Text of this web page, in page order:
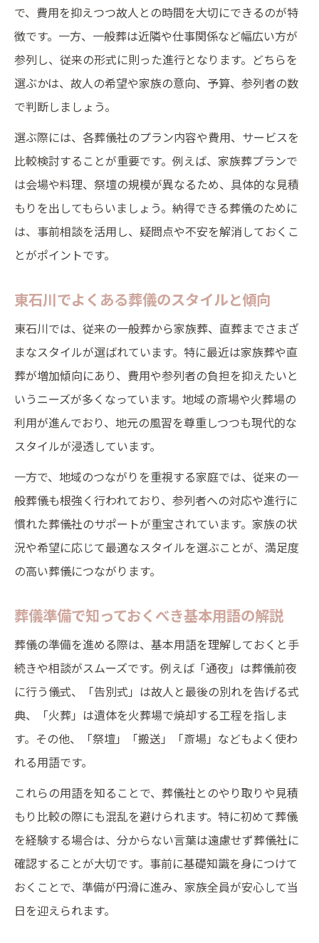
参列人数や会場規模で変わる費用ポイント
後悔しないための事前相談のすすめ
で、費用を抑えつつ故人との時間を大切にできるのが特
徴です。一方、一般葬は近隣や仕事関係など幅広い方が
参列し、従来の形式に則った進行となります。どちらを
選ぶかは、故人の希望や家族の意向、予算、参列者の数
で判断しましょう。
選ぶ際には、各葬儀社のプラン内容や費用、サービスを
比較検討することが重要です。例えば、家族葬プランで
は会場や料理、祭壇の規模が異なるため、具体的な見積
もりを出してもらいましょう。納得できる葬儀のために
は、事前相談を活用し、疑問点や不安を解消しておくこ
とがポイントです。
東石川でよくある葬儀のスタイルと傾向
東石川では、従来の一般葬から家族葬、直葬までさまざ
まなスタイルが選ばれています。特に最近は家族葬や直
葬が増加傾向にあり、費用や参列者の負担を抑えたいと
いうニーズが多くなっています。地域の斎場や火葬場の
利用が進んでおり、地元の風習を尊重しつつも現代的な
スタイルが浸透しています。
一方で、地域のつながりを重視する家庭では、従来の一
般葬儀も根強く行われており、参列者への対応や進行に
慣れた葬儀社のサポートが重宝されています。家族の状
況や希望に応じて最適なスタイルを選ぶことが、満足度
の高い葬儀につながります。
葬儀準備で知っておくべき基本用語の解説
葬儀の準備を進める際は、基本用語を理解しておくと手
続きや相談がスムーズです。例えば「通夜」は葬儀前夜
に行う儀式、「告別式」は故人と最後の別れを告げる式
典、「火葬」は遺体を火葬場で焼却する工程を指しま
す。その他、「祭壇」「搬送」「斎場」などもよく使わ
れる用語です。
これらの用語を知ることで、葬儀社とのやり取りや見積
もり比較の際にも混乱を避けられます。特に初めて葬儀
を経験する場合は、分からない言葉は遠慮せず葬儀社に
確認することが大切です。事前に基礎知識を身につけて
おくことで、準備が円滑に進み、家族全員が安心して当
日を迎えられます。